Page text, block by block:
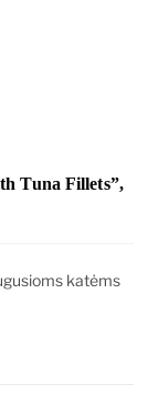
Tuna Fillets”,
katėms